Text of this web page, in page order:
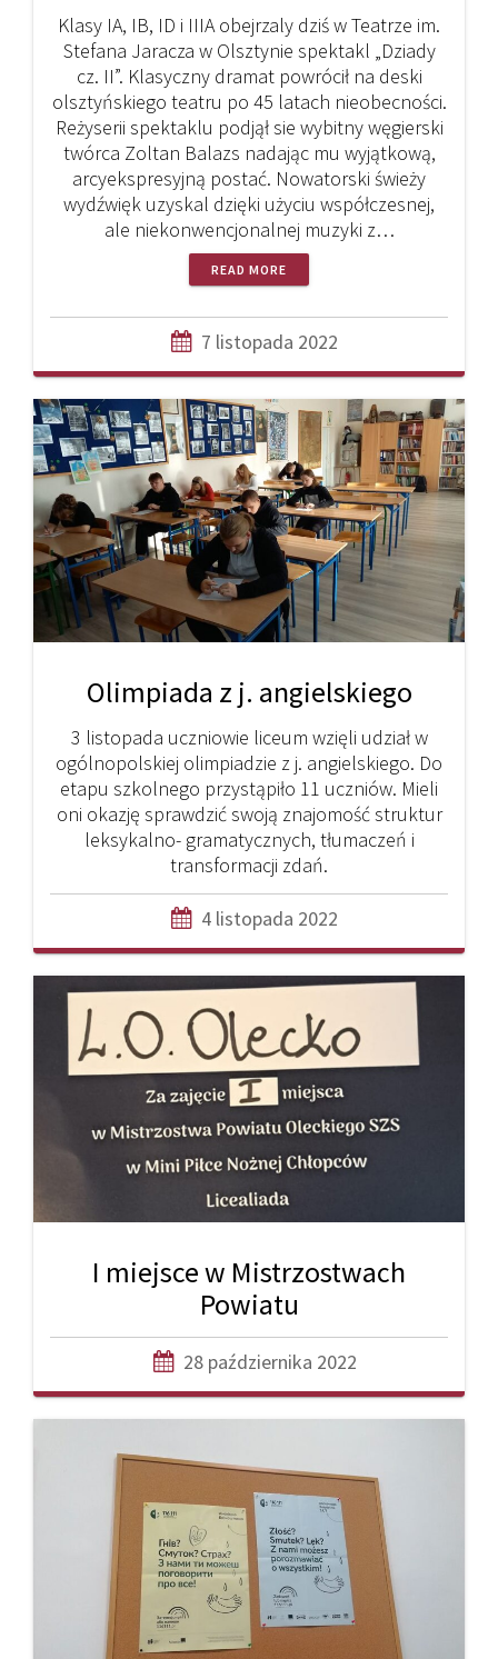
Klasy IA, IB, ID i IIIA obejrzaly dziś w Teatrze im.
Stefana Jaracza w Olsztynie spektakl „Dziady
cz. II”. Klasyczny dramat powrócił na deski
olsztyńskiego teatru po 45 latach nieobecności.
Reżyserii spektaklu podjął sie wybitny węgierski
twórca Zoltan Balazs nadając mu wyjątkową,
arcyekspresyjną postać. Nowatorski świeży
wydźwięk uzyskal dzięki użyciu współczesnej,
ale niekonwencjonalnej muzyki z…
READ MORE
7 listopada 2022
Olimpiada z j. angielskiego
3 listopada uczniowie liceum wzięli udział w
ogólnopolskiej olimpiadzie z j. angielskiego. Do
etapu szkolnego przystąpiło 11 uczniów. Mieli
oni okazję sprawdzić swoją znajomość struktur
leksykalno- gramatycznych, tłumaczeń i
transformacji zdań.
4 listopada 2022
I miejsce w Mistrzostwach
Powiatu
28 października 2022